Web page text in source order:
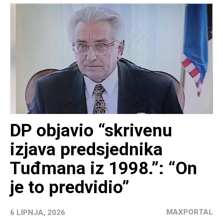
DP objavio “skrivenu
izjava predsjednika
Tuđmana iz 1998.”: “On
je to predvidio”
6 LIPNJA, 2026 MAXPORTAL